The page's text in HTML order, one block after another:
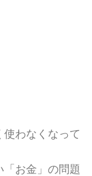
使わなくなって
お金」の問題